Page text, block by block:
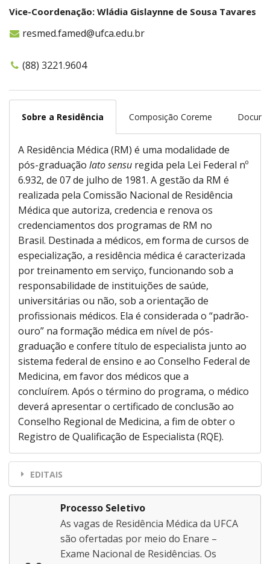
Vice-Coordenação: Wládia Gislaynne de Sousa Tavares
resmed.famed@ufca.edu.br
(88) 3221.9604
Sobre a Residência Composição Coreme
A Residência Médica (RM) é uma modalidade de
pós-graduação lato sensu regida pela Lei Federal nº
6.932, de 07 de julho de 1981. A gestão da RM é
realizada pela Comissão Nacional de Residência
Médica que autoriza, credencia e renova os
credenciamentos dos programas de RM no
Brasil. Destinada a médicos, em forma de cursos de
especialização, a residência médica é caracterizada
por treinamento em serviço, funcionando sob a
responsabilidade de instituições de saúde,
universitárias ou não, sob a orientação de
profissionais médicos. Ela é considerada o “padrão-
ouro” na formação médica em nível de pós-
graduação e confere título de especialista junto ao
sistema federal de ensino e ao Conselho Federal de
Medicina, em favor dos médicos que a
concluírem. Após o término do programa, o médico
deverá apresentar o certificado de conclusão ao
Conselho Regional de Medicina, a fim de obter o
Registro de Qualificação de Especialista (RQE).
EDITAIS
Processo Seletivo
As vagas de Residência Médica da UFCA
são ofertadas por meio do Enare –
Exame Nacional de Residências. Os